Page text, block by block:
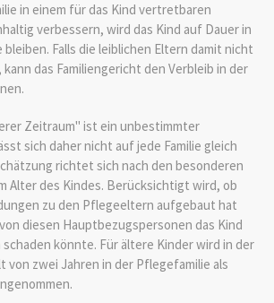
in einem für das Kind vertretbaren
verbessern, wird das Kind auf Dauer in
Falls die leiblichen Eltern damit nicht
das Familiengericht den Verbleib in der
Zeitraum" ist ein unbestimmter
sich daher nicht auf jede Familie gleich
richtet sich nach den besonderen
Alter des Kindes. Berücksichtigt wird, ob
zu den Pflegeeltern aufgebaut hat
diesen Hauptbezugspersonen das Kind
könnte. Für ältere Kinder wird in der
von zwei Jahren in der Pflegefamilie als